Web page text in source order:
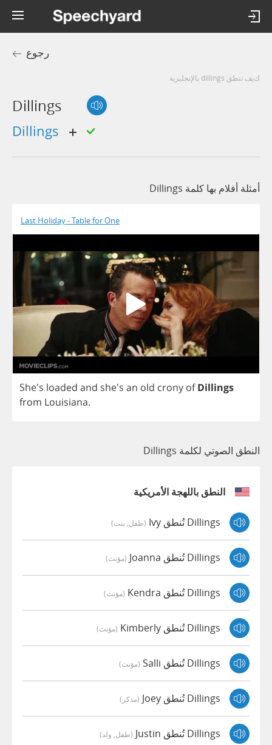
رجوع
كيف تنطق dillings بالإنجليزية
Dillings
dillings
أمثلة أفلام بها كلمة Dillings
Last Holiday - Table for One
She's loaded and she's an old crony of Dillings
from Louisiana.
النطق الصوتي لكلمة Dillings
النطق باللهجة الأمريكية
Dillings تُنطق Ivy (طفل, بنت)
Dillings تُنطق Joanna (مؤنث)
Dillings تُنطق Kendra (مؤنث)
Dillings تُنطق Kimberly (مؤنث)
Dillings تُنطق Salli (مؤنث)
Dillings تُنطق Joey (مذكر)
Dillings تُنطق Justin (طفل, ولد)